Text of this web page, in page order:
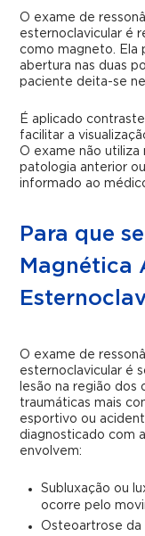
O exame de
esternoclavicular é
como magneto. Ela
abertura nas duas
paciente deita-se
É aplicado
facilitar a
O exame não utiliza
patologia anterior
informado ao
Para que
Magnética
O exame de
esternoclavicular é
lesão na região dos
traumáticas mais
esportivo ou
diagnosticado com
envolvem:
Subluxação ou
ocorre pelo
Osteoartrose da